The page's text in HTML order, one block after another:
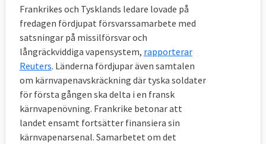
Frankrikes och Tysklands ledare lovade på
fredagen fördjupat försvarssamarbete med
satsningar på missilförsvar och
långräckviddiga vapensystem, rapporterar
Reuters. Länderna fördjupar även samtalen
om kärnvapenavskräckning där tyska soldater
för första gången ska delta i en fransk
kärnvapenövning. Frankrike betonar att
landet ensamt fortsätter finansiera sin
kärnvapenarsenal. Samarbetet om det